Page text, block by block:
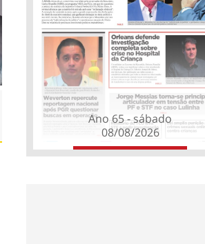
Ano 65 - sábado
08/08/2026